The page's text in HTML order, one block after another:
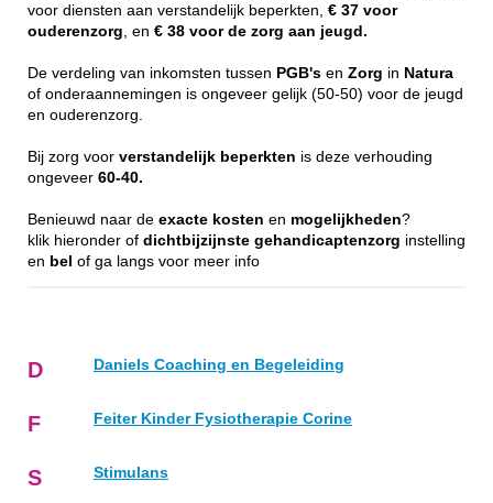
voor diensten aan verstandelijk beperkten, € 37 voor
ouderenzorg , en € 38 voor de zorg aan jeugd.
De verdeling van inkomsten tussen PGB's en Zorg in Natura
of onderaannemingen is ongeveer gelijk (50-50) voor de jeugd
en ouderenzorg.
Bij zorg voor verstandelijk beperkten is deze verhouding
ongeveer 60-40.
Benieuwd naar de exacte kosten en mogelijkheden?
klik hieronder of dichtbijzijnste gehandicaptenzorg instelling
en bel of ga langs voor meer info
D Daniels Coaching en Begeleiding
F Feiter Kinder Fysiotherapie Corine
S Stimulans